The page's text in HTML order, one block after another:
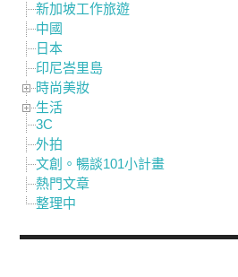
新加坡工作旅遊
中國
日本
印尼峇里島
時尚美妝
生活
3C
外拍
文創。暢談101小計畫
熱門文章
整理中